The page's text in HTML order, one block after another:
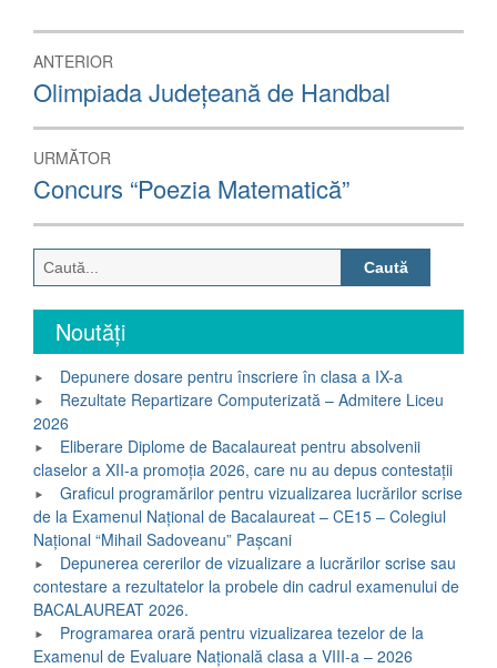
Navigare
în
articole
ANTERIOR
Articolul
anterior:
Olimpiada Județeană de Handbal
URMĂTOR
Articolul
următor:
Concurs “Poezia Matematică”
Caută
după:
Noutăți
Depunere dosare pentru înscriere în clasa a IX-a
Rezultate Repartizare Computerizată – Admitere Liceu
2026
Eliberare Diplome de Bacalaureat pentru absolvenii
claselor a XII-a promoția 2026, care nu au depus contestații
Graficul programărilor pentru vizualizarea lucrărilor scrise
de la Examenul Național de Bacalaureat – CE15 – Colegiul
Național “Mihail Sadoveanu” Pașcani
Depunerea cererilor de vizualizare a lucrărilor scrise sau
contestare a rezultatelor la probele din cadrul examenului de
BACALAUREAT 2026.
Programarea orară pentru vizualizarea tezelor de la
Examenul de Evaluare Națională clasa a VIII-a – 2026